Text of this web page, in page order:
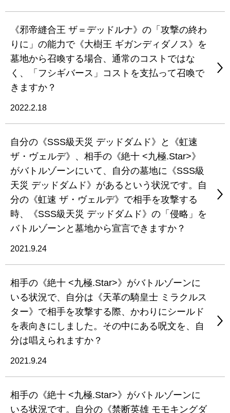
《邪帝縫合王 ザ＝デッドルナ》の「攻撃の終わ
りに」の能力で《大樹王 ギガンディダノス》を
墓地から召喚する場合、通常のコストではな
く、「フシギバース」コストを支払って召喚で
きますか？
2022.2.18
自分の《SSS級天災 デッドダムド》と《虹速
ザ・ヴェルデ》、相手の《絶十 <九極.Star>》
がバトルゾーンにいて、自分の墓地に《SSS級
天災 デッドダムド》があるという状況です。自
分の《虹速 ザ・ヴェルデ》で相手を攻撃する
時、《SSS級天災 デッドダムド》の「侵略」を
バトルゾーンと墓地から宣言できますか？
2021.9.24
相手の《絶十 <九極.Star>》がバトルゾーンに
いる状況で、自分は《天革の騎皇士 ミラクルス
ター》で相手を攻撃する際、かわりにシールド
を表向きにしました。その中にある呪文を、自
分は唱えられますか？
2021.9.24
相手の《絶十 <九極.Star>》がバトルゾーンに
いる状況です。自分の《禁断英雄 モモキングダ